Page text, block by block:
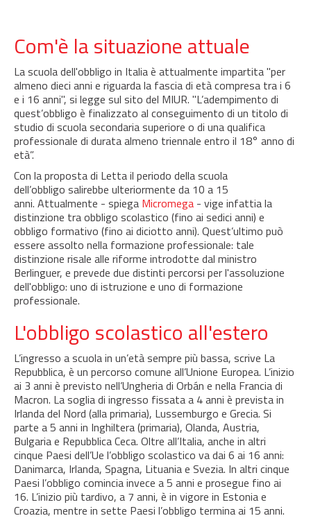
Com'è la situazione attuale
La scuola dell'obbligo in Italia è attualmente impartita "per
almeno dieci anni e riguarda la fascia di età compresa tra i 6
e i 16 anni", si legge sul sito del MIUR. "L’adempimento di
quest’obbligo è finalizzato al conseguimento di un titolo di
studio di scuola secondaria superiore o di una qualifica
professionale di durata almeno triennale entro il 18° anno di
età”.
Con la proposta di Letta il periodo della scuola
dell’obbligo salirebbe ulteriormente da 10 a 15
anni. Attualmente - spiega Micromega - vige infattia la
distinzione tra obbligo scolastico (fino ai sedici anni) e
obbligo formativo (fino ai diciotto anni). Quest’ultimo può
essere assolto nella formazione professionale: tale
distinzione risale alle riforme introdotte dal ministro
Berlinguer, e prevede due distinti percorsi per l'assoluzione
dell'obbligo: uno di istruzione e uno di formazione
professionale.
L'obbligo scolastico all'estero
L’ingresso a scuola in un’età sempre più bassa, scrive La
Repubblica, è un percorso comune all’Unione Europea. L’inizio
ai 3 anni è previsto nell’Ungheria di Orbán e nella Francia di
Macron. La soglia di ingresso fissata a 4 anni è prevista in
Irlanda del Nord (alla primaria), Lussemburgo e Grecia. Si
parte a 5 anni in Inghiltera (primaria), Olanda, Austria,
Bulgaria e Repubblica Ceca. Oltre all’Italia, anche in altri
cinque Paesi dell’Ue l’obbligo scolastico va dai 6 ai 16 anni:
Danimarca, Irlanda, Spagna, Lituania e Svezia. In altri cinque
Paesi l’obbligo comincia invece a 5 anni e prosegue fino ai
16. L’inizio più tardivo, a 7 anni, è in vigore in Estonia e
Croazia, mentre in sette Paesi l’obbligo termina ai 15 anni.